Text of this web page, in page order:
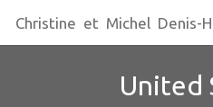
Christine et Michel Denis-
United